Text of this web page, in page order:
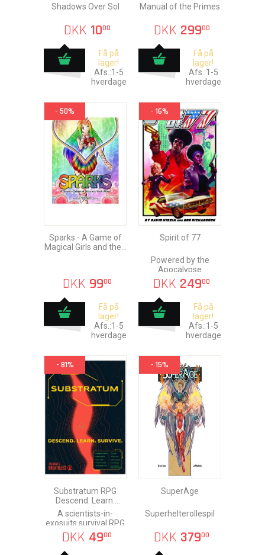
Shadows Over Sol
DKK 1000
Få på
lager!
Afs.:1-5
hverdage
Manual of the Primes
DKK 29900
Få på
lager!
Afs.:1-5
hverdage
- 50%
Sparks - A Game of
Magical Girls and their
DKK 9900
Få på
lager!
Afs.:1-5
hverdage
- 16%
Spirit of 77
Powered by the
Apocalypse
DKK 24900
Få på
lager!
Afs.:1-5
hverdage
- 81%
Substratum RPG
Descend. Learn.
Survive.
A scientists-in-
exosuits survival RPG
DKK 4900
- 15%
SuperAge
Superhelterollespil
DKK 37900